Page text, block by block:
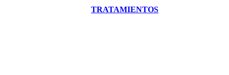
TRATAMIENTOS